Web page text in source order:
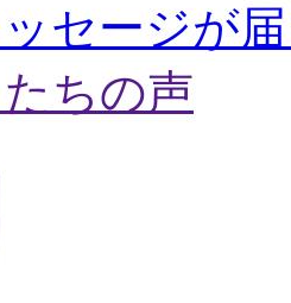
セージが
ちの声